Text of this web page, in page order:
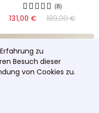
(8)
131,00 € 189,00 €
zu
Besuch dieser
von Cookies zu.